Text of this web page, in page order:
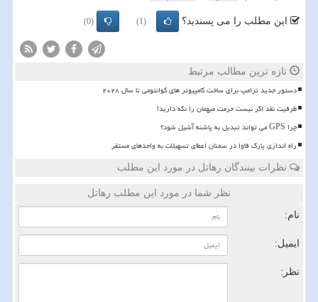
این مطلب را می پسندید؟ (1)
(0)
تازه ترین مطالب مرتبط
دستور جدید ترامپ برای ساخت کامپیوتر های کوانتومی تا سال ۲۰۲۸
ظرفیت نقد اگر نیست حرمت میهمان را نگه دارید!
چرا GPS می تواند تبدیل به پاشنه آشیل شود؟
راه اندازی پارک فاوا در سمنان اعطای تسهیلات به واحدهای مستقر
نظرات بینندگان رهاتل در مورد این مطلب
نظر شما در مورد این مطلب رهاتل
نام:
ایمیل:
نظر: